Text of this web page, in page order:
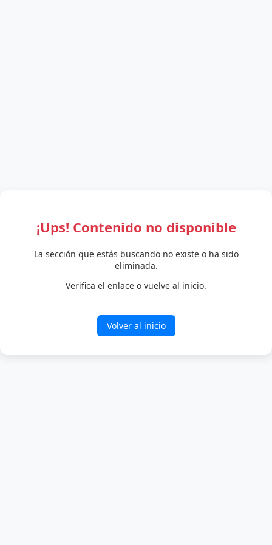
¡Ups! Contenido no disponible
La sección que estás buscando no existe o ha sido
eliminada.
Verifica el enlace o vuelve al inicio.
Volver al inicio